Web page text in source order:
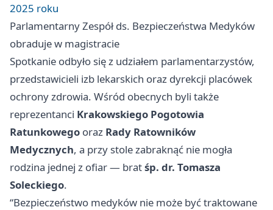
2025 roku
Parlamentarny Zespół ds. Bezpieczeństwa Medyków
obraduje w magistracie
Spotkanie odbyło się z udziałem parlamentarzystów,
przedstawicieli izb lekarskich oraz dyrekcji placówek
ochrony zdrowia. Wśród obecnych byli także
reprezentanci Krakowskiego Pogotowia
Ratunkowego oraz Rady Ratowników
Medycznych, a przy stole zabraknąć nie mogła
rodzina jednej z ofiar — bratśp. dr. Tomasza
Soleckiego.
“Bezpieczeństwo medyków nie może być traktowane